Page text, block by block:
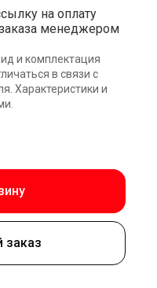
на оплату
менеджером
и комплектация
в связи с
Характеристики и
заказ